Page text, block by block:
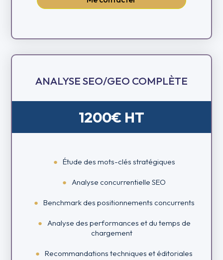
ANALYSE SEO/GEO COMPLÈTE
1200€ HT
Étude des mots-clés stratégiques
Analyse concurrentielle SEO
Benchmark des positionnements concurrents
Analyse des performances et du temps de
chargement
Recommandations techniques et éditoriales